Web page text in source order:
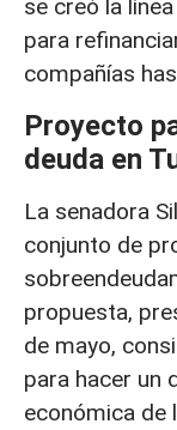
se creó la
para
compañías
Proyecto
deuda en
La senadora
conjunto de
propuesta,
de mayo,
para hacer un
económica de